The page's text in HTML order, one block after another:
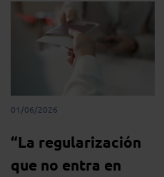
01/06/2026
“La regularización
que no entra en